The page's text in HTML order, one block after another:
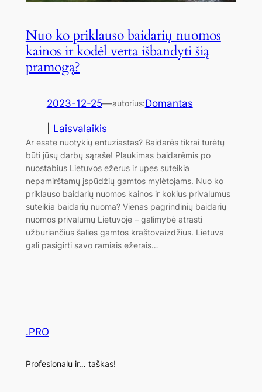
Nuo ko priklauso baidarių nuomos
kainos ir kodėl verta išbandyti šią
pramogą?
2023-12-25—autorius:Domantas
Laisvalaikis
Ar esate nuotykių entuziastas? Baidarės tikrai turėtų
būti jūsų darbų sąraše! Plaukimas baidarėmis po
nuostabius Lietuvos ežerus ir upes suteikia
nepamirštamų įspūdžių gamtos mylėtojams. Nuo ko
priklauso baidarių nuomos kainos ir kokius privalumus
suteikia baidarių nuoma? Vienas pagrindinių baidarių
nuomos privalumų Lietuvoje – galimybė atrasti
užburiančius šalies gamtos kraštovaizdžius. Lietuva
gali pasigirti savo ramiais ežerais…
.PRO
Profesionalu ir… taškas!